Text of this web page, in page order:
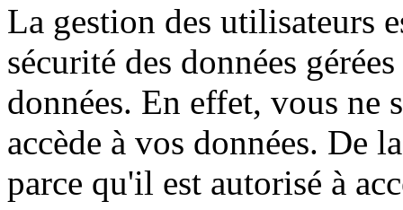
La gestion des utilisateurs
sécurité des données
données. En effet, vous ne
accède à vos données. De
parce qu'il est autorisé à